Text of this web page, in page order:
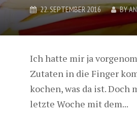
22. SEPTEMBER 2016 BY
Ich hatte mir ja
Zutaten in die Finger
kochen, was da ist. Doch
letzte Woche mit dem...